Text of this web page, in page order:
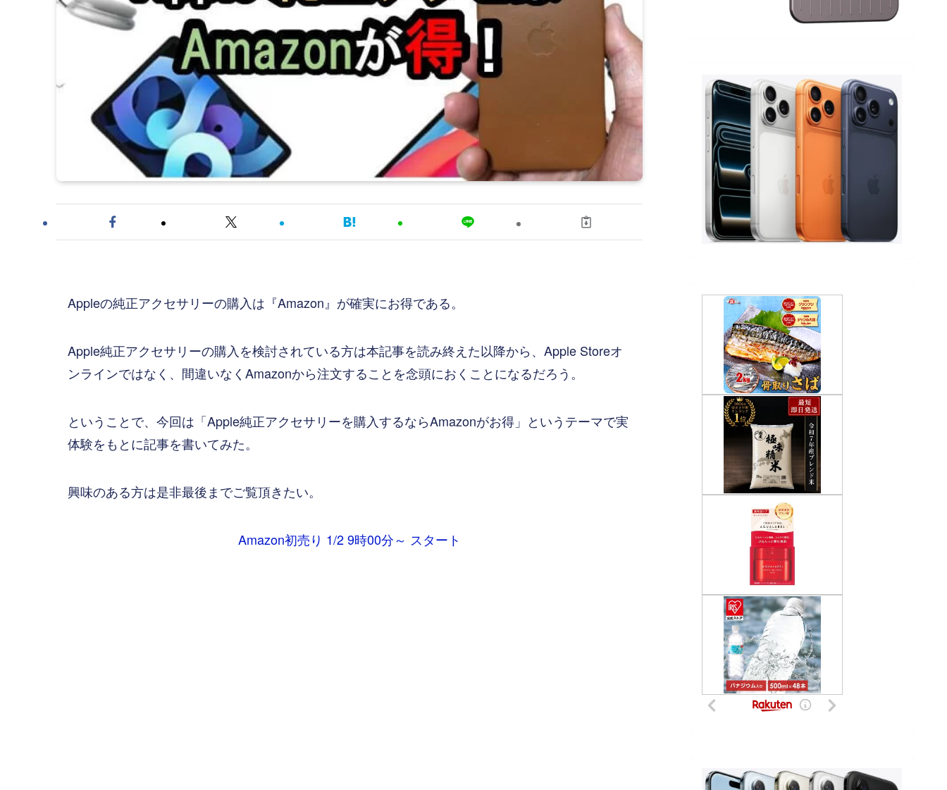
Appleの純正アクセサリーの購入は『Amazon』が確実にお得である。
Apple純正アクセサリーの購入を検討されている方は本記事を読み終えた以降から、Apple Storeオ
ンラインではなく、間違いなくAmazonから注文することを念頭におくことになるだろう。
ということで、今回は「Apple純正アクセサリーを購入するならAmazonがお得」というテーマで実
体験をもとに記事を書いてみた。
興味のある方は是非最後までご覧頂きたい。
Amazon初売り 1/2 9時00分～ スタート